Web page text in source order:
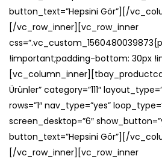
button_text=”Hepsini Gör”][/
[/vc_row_inner][vc_row_inner
!important;padding-bottom: 30px
Ürünler” category=”111″
rows=”1″ nav_type=”yes”
screen_desktop=”6″
button_text=”Hepsini Gör”][/
[/vc_row_inner][vc_row_inner